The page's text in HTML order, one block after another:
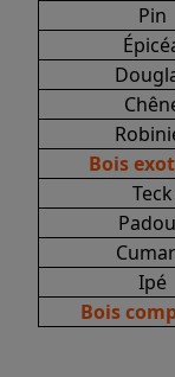
Pin
Bois
Teck
Ipé
Bois